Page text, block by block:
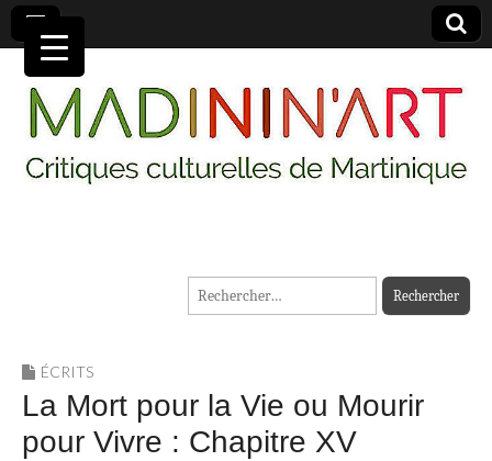
MADININ'ART
Rechercher :
ÉCRITS
La Mort pour la Vie ou Mourir
pour Vivre : Chapitre XV